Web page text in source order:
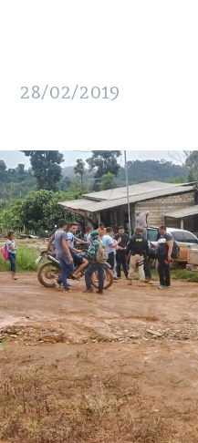
28/02/2019